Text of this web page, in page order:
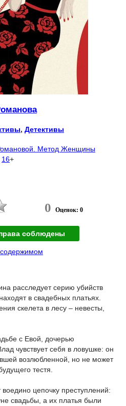
, Детективы
Метод Женщины
16+
0 Оценок: 0
соблюдены
расследует серию убийств
в свадебных платьях.
скелета в лесу – невесты,
с Евой, дочерью
чувствует себя в ловушке: он
возлюбленной, но не может
тестя.
цепочку преступлений:
свадьбы, а их платья были